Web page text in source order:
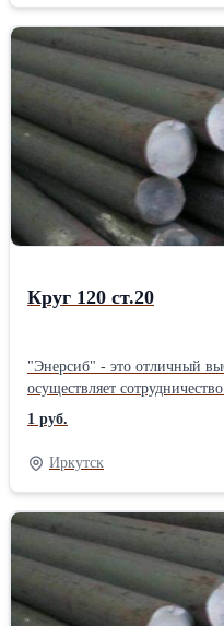
Круг 120 ст.20
"Энерсиб" - это отличный
осуществляет
"Энерсиб" осуществляет
РОССИИ.
1 руб.
Иркутск